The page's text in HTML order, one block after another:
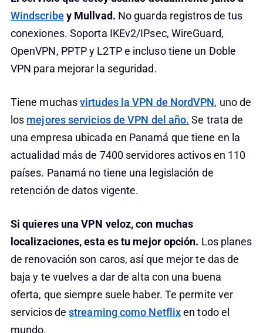
Windscribe y Mullvad. No guarda registros de tus
conexiones. Soporta IKEv2/IPsec, WireGuard,
OpenVPN, PPTP y L2TP e incluso tiene un Doble
VPN para mejorar la seguridad.
Tiene muchasvirtudes la VPN de NordVPN, uno de
los mejores servicios de VPN del año. Se trata de
una empresa ubicada en Panamá que tiene en la
actualidad más de 7400 servidores activos en 110
países. Panamá no tiene una legislación de
retención de datos vigente.
Si quieres una VPN veloz, con muchas
localizaciones, esta es tu mejor opción. Los planes
de renovación son caros, así que mejor te das de
baja y te vuelves a dar de alta con una buena
oferta, que siempre suele haber. Te permite ver
servicios destreaming como Netflixen todo el
mundo.